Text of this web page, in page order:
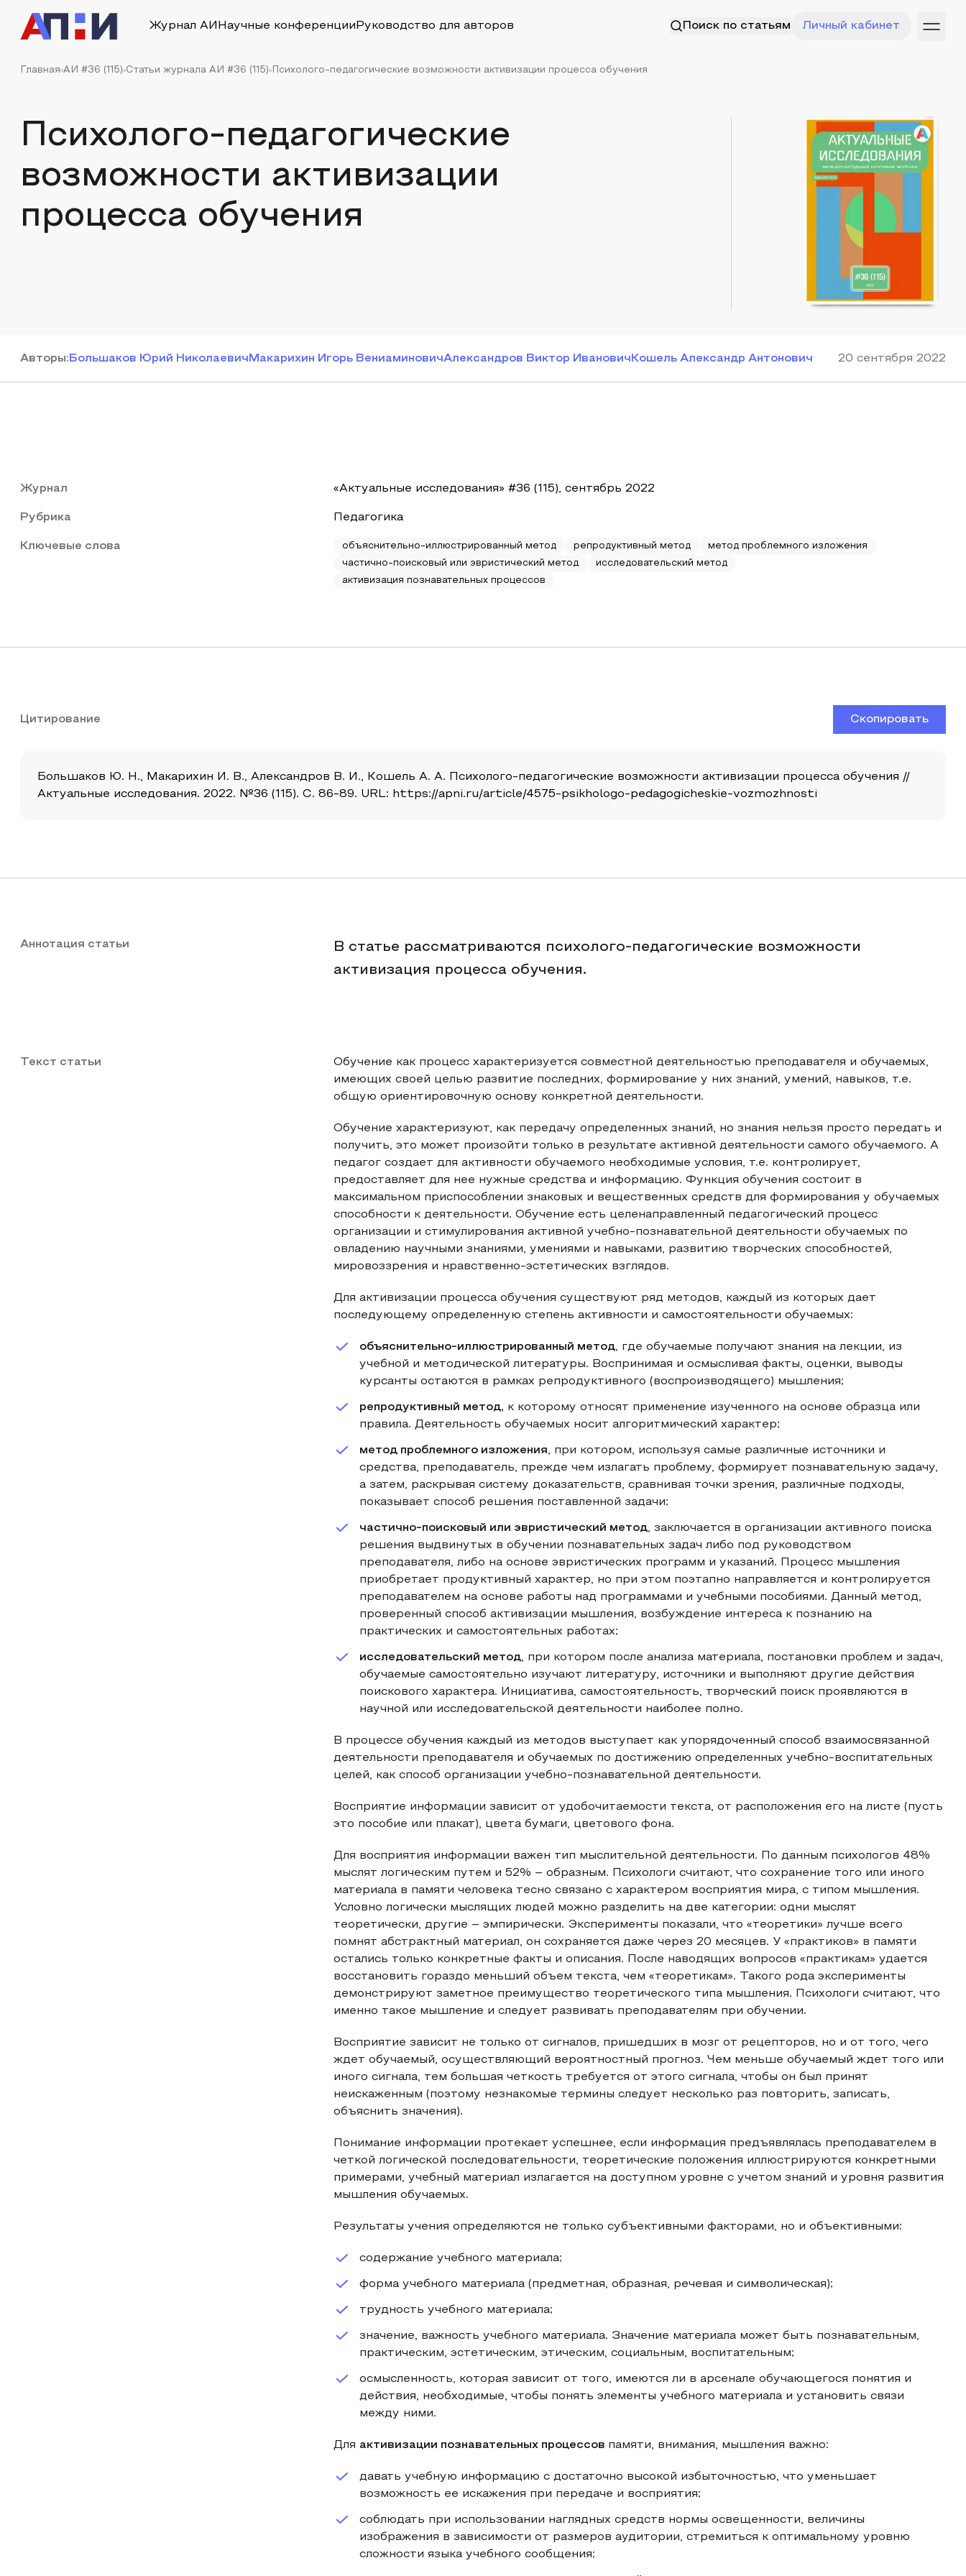
Журнал АИ Научные конференции Руководство для авторов Поиск по статьям Личный кабинет
Главная АИ #36 (115) Статьи журнала АИ #36 (115) Психолого-педагогические возможности активизации процесса обучения
Психолого-педагогические
возможности активизации
процесса обучения
Авторы: Большаков Юрий Николаевич Макарихин Игорь ВениаминовичАлександров Виктор Иванович Кошель Александр Антонович 20 сентября 2022
Журнал «Актуальные исследования» #36 (115), сентябрь 2022
Рубрика Педагогика
Ключевые слова объяснительно-иллюстрированный метод репродуктивный метод
метод проблемного изложения
частично-поисковый или эвристический метод
исследовательский метод
активизация познавательных процессов
Цитирование Скопировать
Большаков Ю. Н., Макарихин И. В., Александров В. И., Кошель А. А. Психолого-педагогические возможности активизации процесса обучения //
Актуальные исследования. 2022. №36 (115). С. 86-89. URL: https://apni.ru/article/4575-psikhologo-pedagogicheskie-vozmozhnosti
Аннотация статьи
В статье рассматриваются психолого-педагогические возможности
активизация процесса обучения.
Текст статьи
Обучение как процесс характеризуется совместной деятельностью преподавателя и обучаемых,
имеющих своей целью развитие последних, формирование у них знаний, умений, навыков, т.е.
общую ориентировочную основу конкретной деятельности.
Обучение характеризуют, как передачу определенных знаний, но знания нельзя просто передать и
получить, это может произойти только в результате активной деятельности самого обучаемого. А
педагог создает для активности обучаемого необходимые условия, т.е. контролирует,
предоставляет для нее нужные средства и информацию. Функция обучения состоит в
максимальном приспособлении знаковых и вещественных средств для формирования у обучаемых
способности к деятельности. Обучение есть целенаправленный педагогический процесс
организации и стимулирования активной учебно-познавательной деятельности обучаемых по
овладению научными знаниями, умениями и навыками, развитию творческих способностей,
мировоззрения и нравственно-эстетических взглядов.
Для активизации процесса обучения существуют ряд методов, каждый из которых дает
последующему определенную степень активности и самостоятельности обучаемых:
объяснительно-иллюстрированный метод, где обучаемые получают знания на лекции, из
учебной и методической литературы. Воспринимая и осмысливая факты, оценки, выводы
курсанты остаются в рамках репродуктивного (воспроизводящего) мышления;
репродуктивный метод, к которому относят применение изученного на основе образца или
правила. Деятельность обучаемых носит алгоритмический характер;
метод проблемного изложения, при котором, используя самые различные источники и
средства, преподаватель, прежде чем излагать проблему, формирует познавательную задачу,
а затем, раскрывая систему доказательств, сравнивая точки зрения, различные подходы,
показывает способ решения поставленной задачи;
частично-поисковый или эвристический метод, заключается в организации активного поиска
решения выдвинутых в обучении познавательных задач либо под руководством
преподавателя, либо на основе эвристических программ и указаний. Процесс мышления
приобретает продуктивный характер, но при этом поэтапно направляется и контролируется
преподавателем на основе работы над программами и учебными пособиями. Данный метод,
проверенный способ активизации мышления, возбуждение интереса к познанию на
практических и самостоятельных работах;
исследовательский метод, при котором после анализа материала, постановки проблем и задач,
обучаемые самостоятельно изучают литературу, источники и выполняют другие действия
поискового характера. Инициатива, самостоятельность, творческий поиск проявляются в
научной или исследовательской деятельности наиболее полно.
В процессе обучения каждый из методов выступает как упорядоченный способ взаимосвязанной
деятельности преподавателя и обучаемых по достижению определенных учебно-воспитательных
целей, как способ организации учебно-познавательной деятельности.
Восприятие информации зависит от удобочитаемости текста, от расположения его на листе (пусть
это пособие или плакат), цвета бумаги, цветового фона.
Для восприятия информации важен тип мыслительной деятельности. По данным психологов 48%
мыслят логическим путем и 52% – образным. Психологи считают, что сохранение того или иного
материала в памяти человека тесно связано с характером восприятия мира, с типом мышления.
Условно логически мыслящих людей можно разделить на две категории: одни мыслят
теоретически, другие – эмпирически. Эксперименты показали, что «теоретики» лучше всего
помнят абстрактный материал, он сохраняется даже через 20 месяцев. У «практиков» в памяти
остались только конкретные факты и описания. После наводящих вопросов «практикам» удается
восстановить гораздо меньший объем текста, чем «теоретикам». Такого рода эксперименты
демонстрируют заметное преимущество теоретического типа мышления. Психологи считают, что
именно такое мышление и следует развивать преподавателям при обучении.
Восприятие зависит не только от сигналов, пришедших в мозг от рецепторов, но и от того, чего
ждет обучаемый, осуществляющий вероятностный прогноз. Чем меньше обучаемый ждет того или
иного сигнала, тем большая четкость требуется от этого сигнала, чтобы он был принят
неискаженным (поэтому незнакомые термины следует несколько раз повторить, записать,
объяснить значения).
Понимание информации протекает успешнее, если информация предъявлялась преподавателем в
четкой логической последовательности, теоретические положения иллюстрируются конкретными
примерами, учебный материал излагается на доступном уровне с учетом знаний и уровня развития
мышления обучаемых.
Результаты учения определяются не только субъективными факторами, но и объективными:
содержание учебного материала;
форма учебного материала (предметная, образная, речевая и символическая);
трудность учебного материала;
значение, важность учебного материала. Значение материала может быть познавательным,
практическим, эстетическим, этическим, социальным, воспитательным;
осмысленность, которая зависит от того, имеются ли в арсенале обучающегося понятия и
действия, необходимые, чтобы понять элементы учебного материала и установить связи
между ними.
Для активизации познавательных процессов памяти, внимания, мышления важно:
давать учебную информацию с достаточно высокой избыточностью, что уменьшает
возможность ее искажения при передаче и восприятия;
соблюдать при использовании наглядных средств нормы освещенности, величины
изображения в зависимости от размеров аудитории, стремиться к оптимальному уровню
сложности языка учебного сообщения;